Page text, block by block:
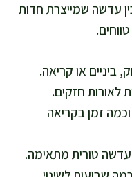
עדשה שמייצרת חדות
ביניים או קריאה.
לאורות חזקים.
זמן בקריאה
טורית מתאימה.